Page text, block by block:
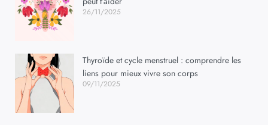
26/11/2025
Thyroïde et cycle menstruel : comprendre les
liens pour mieux vivre son corps
09/11/2025